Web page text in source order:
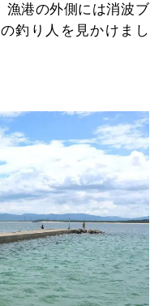
漁港の外側には消波ブ
釣り人を見かけまし